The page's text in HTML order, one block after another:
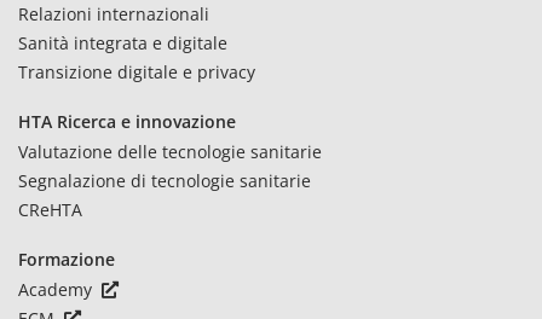
Relazioni internazionali
Sanità integrata e digitale
Transizione digitale e privacy
HTA Ricerca e innovazione
Valutazione delle tecnologie sanitarie
Segnalazione di tecnologie sanitarie
CReHTA
Formazione
Academy